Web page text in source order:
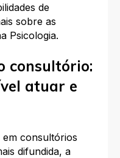
de
sobre as
Psicologia.
consultório:
atuar e
consultórios
difundida, a